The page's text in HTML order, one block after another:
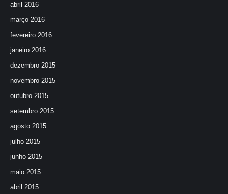
abril 2016
março 2016
fevereiro 2016
janeiro 2016
dezembro 2015
novembro 2015
outubro 2015
setembro 2015
agosto 2015
julho 2015
junho 2015
maio 2015
abril 2015